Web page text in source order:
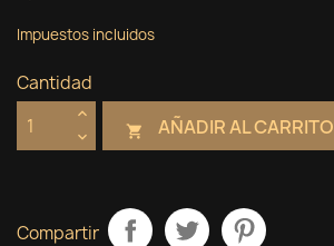
Impuestos incluidos
Cantidad
 AÑADIR AL CARRITO
Compartir